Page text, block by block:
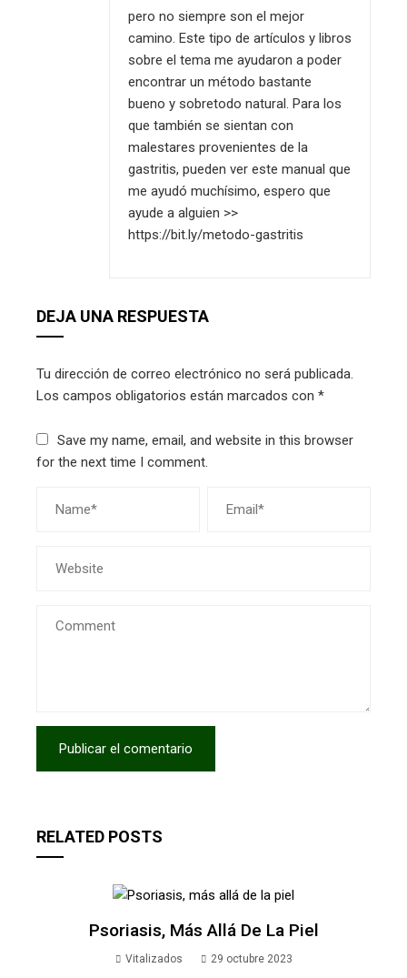
pero no siempre son el mejor
camino. Este tipo de artículos y libros
sobre el tema me ayudaron a poder
encontrar un método bastante
bueno y sobretodo natural. Para los
que también se sientan con
malestares provenientes de la
gastritis, pueden ver este manual que
me ayudó muchísimo, espero que
ayude a alguien >>
https://bit.ly/metodo-gastritis
DEJA UNA RESPUESTA
Tu dirección de correo electrónico no será publicada.
Los campos obligatorios están marcados con *
Save my name, email, and website in this browser
for the next time I comment.
RELATED POSTS
Psoriasis, Más Allá De La Piel
Vitalizados 29 octubre 2023